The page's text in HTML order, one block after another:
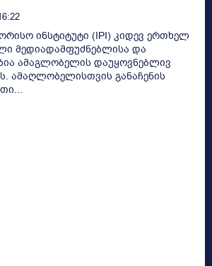
ინსტიტუტი (IPI) კიდევ ერთხელ
მედიადამფუძნებლისა და
ამაგლობელის დაუყოვნებლივ
ამაღლობელისთვის განაჩენის